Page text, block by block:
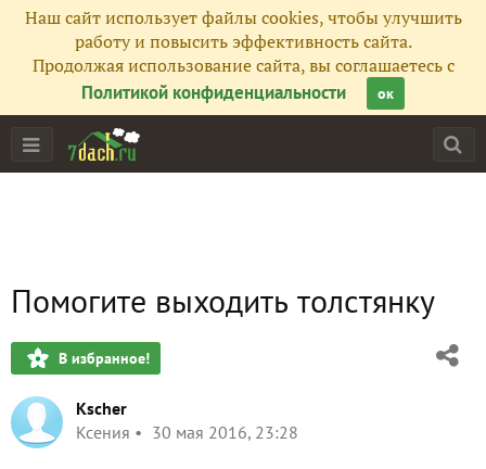
Наш сайт использует файлы cookies, чтобы улучшить
работу и повысить эффективность сайта.
Продолжая использование сайта, вы соглашаетесь с
Политикой конфиденциальности
ок
Помогите выходить толстянку
В избранное!
Kscher
Ксения
30 мая 2016, 23:28